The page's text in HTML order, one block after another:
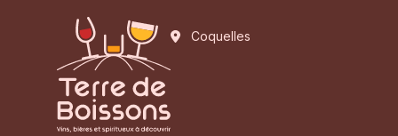
Coquelles